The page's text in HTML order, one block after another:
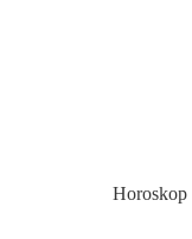
Horoskop